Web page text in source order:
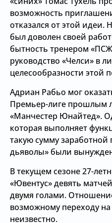
возможность
отказался от этой идеи.
был доволен своей
бытность тренером
руководство «Челси» в
целесообразности этой
Адриан Рабьо мог
Премьер-лиге прошлым
«Манчестер Юнайтед».
которая выполняет
такую сумму заработной
дьяволы» были
В текущем сезоне 27-
«Ювентус» девять
двумя голами.
возможному переходу
неизвестно.